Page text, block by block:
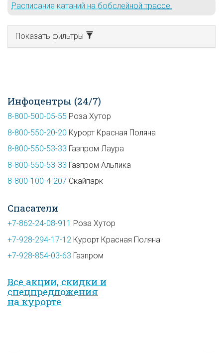
Расписание катаний на бобслейной трассе.
Показать фильтры
Инфоцентры (24/7)
8-800-500-05-55 Роза Хутор
8-800-550-20-20 Курорт Красная Поляна
8-800-550-53-33 Газпром Лаура
8-800-550-53-33 Газпром Альпика
8-800-100-4-207 Скайпарк
Спасатели
+7-862-24-08-911 Роза Хутор
+7-928-294-17-12 Курорт Красная Поляна
+7-928-854-03-63 Газпром
Все акции, скидки и
спец­предложе­ния
на курорте